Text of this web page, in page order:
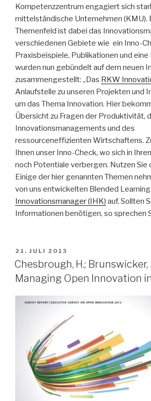
Kompetenzzentrum engagiert sich
mittelständische Unternehmen (KMU).
Themenfeld ist dabei das
verschiedenen Gebiete wie ein Inno-
Praxisbeispiele, Publikationen und
wurden nun gebündelt auf dem neuen
zusammengestellt: „Das RKW
Anlaufstelle zu unseren Projekten und
um das Thema Innovation. Hier
Übersicht zu Fragen der Produktivität,
Innovationsmanagements und des
ressourceneffizienten Wirtschaftens.
Ihnen unser Inno-Check, wo sich in
noch Potentiale verbergen. Nutzen Sie
Einige der hier genannten Themen
von uns entwickelten Blended
Innovationsmanager (IHK) auf. Sollten
Informationen benötigen, so sprechen
VERÖFFENTLICHT
AM
21. JULI 2013
Chesbrough, H.; Brunswicker,
Managing Open Innovation